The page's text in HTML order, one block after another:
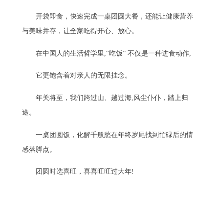
开袋即食，快速完成一桌团圆大餐，还能让健康营养
与美味并存，让全家吃得开心、放心。
在中国人的生活哲学里,“吃饭” 不仅是一种进食动作,
它更饱含着对亲人的无限挂念。
年关将至，我们跨过山、越过海,风尘仆仆，踏上归
途。
一桌团圆饭，化解千般愁在年终岁尾找到忙碌后的情
感落脚点。
团圆时选喜旺，喜喜旺旺过大年!